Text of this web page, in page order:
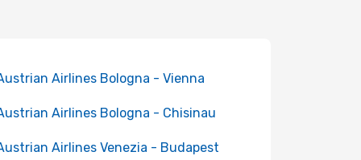
Airlines Bologna - Vienna
Airlines Bologna - Chisinau
Airlines Venezia - Budapest